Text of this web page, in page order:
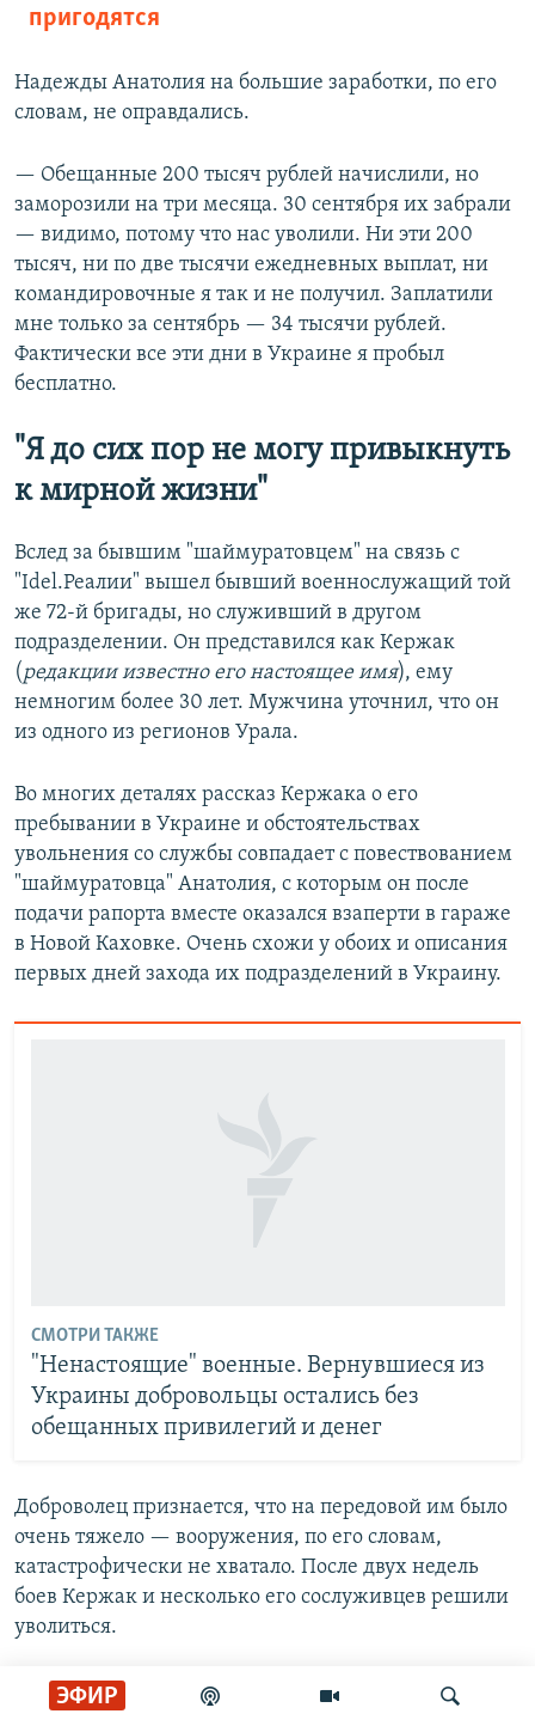
ЭФИР
пригодятся
Надежды Анатолия на большие заработки, по его
словам, не оправдались.
— Обещанные 200 тысяч рублей начислили, но
заморозили на три месяца. 30 сентября их забрали
— видимо, потому что нас уволили. Ни эти 200
тысяч, ни по две тысячи ежедневных выплат, ни
командировочные я так и не получил. Заплатили
мне только за сентябрь — 34 тысячи рублей.
Фактически все эти дни в Украине я пробыл
бесплатно.
"Я до сих пор не могу привыкнуть
к мирной жизни"
Вслед за бывшим "шаймуратовцем" на связь с
"Idel.Реалии" вышел бывший военнослужащий той
же 72-й бригады, но служивший в другом
подразделении. Он представился как Кержак
( редакции известно его настоящее имя), ему
немногим более 30 лет. Мужчина уточнил, что он
из одного из регионов Урала.
Во многих деталях рассказ Кержака о его
пребывании в Украине и обстоятельствах
увольнения со службы совпадает с повествованием
"шаймуратовца" Анатолия, с которым он после
подачи рапорта вместе оказался взаперти в гараже
в Новой Каховке. Очень схожи у обоих и описания
первых дней захода их подразделений в Украину.
СМОТРИ ТАКЖЕ
"Ненастоящие" военные. Вернувшиеся из
Украины добровольцы остались без
обещанных привилегий и денег
Доброволец признается, что на передовой им было
очень тяжело — вооружения, по его словам,
катастрофически не хватало. После двух недель
боев Кержак и несколько его сослуживцев решили
уволиться.
— Подошли к командиру роты, он дал добро,